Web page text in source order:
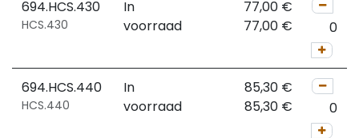
694.HCS.430
HCS.430
In
voorraad
77,00 €
77,00 €
694.HCS.440
HCS.440
In
voorraad
85,30 €
85,30 €